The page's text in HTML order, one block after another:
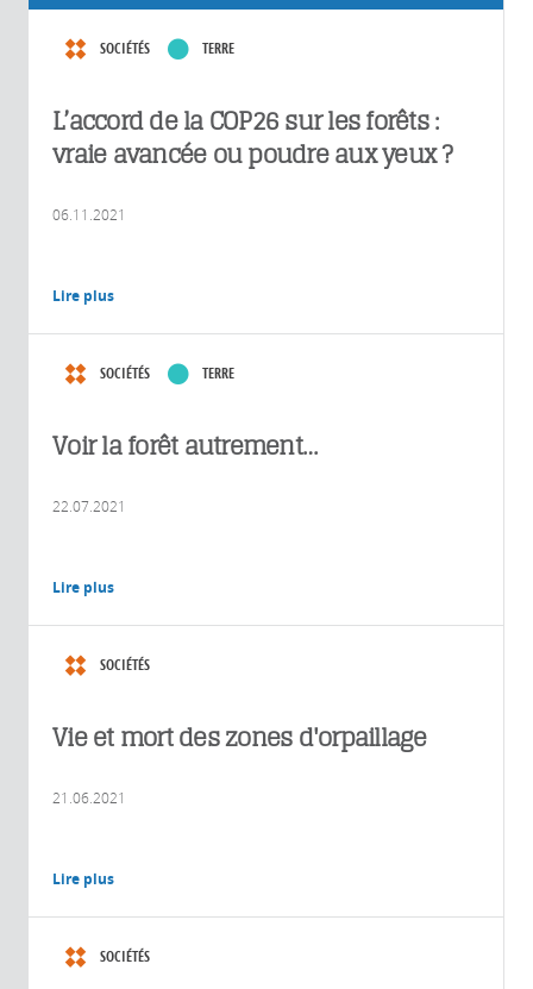
SOCIÉTÉS TERRE
L’accord de la COP26 sur les forêts :
vraie avancée ou poudre aux yeux ?
06.11.2021
Lire plus
SOCIÉTÉS TERRE
Voir la forêt autrement…
22.07.2021
Lire plus
SOCIÉTÉS
Vie et mort des zones d'orpaillage
21.06.2021
Lire plus
SOCIÉTÉS